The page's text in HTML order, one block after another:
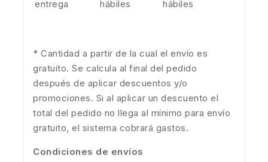
entrega hábiles hábiles
* Cantidad a partir de la cual el envío es
gratuito. Se calcula al final del pedido
después de aplicar descuentos y/o
promociones. Si al aplicar un descuento el
total del pedido no llega al mínimo para envío
gratuito, el sistema cobrará gastos.
Condiciones de envíos